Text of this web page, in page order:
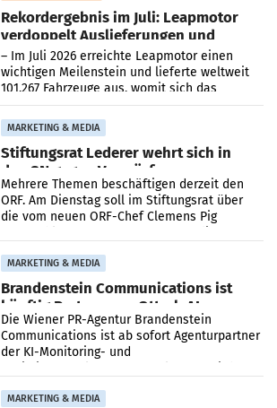
Rekordergebnis im Juli: Leapmotor
verdoppelt Auslieferungen und
überschreitet die 100.000er-Marke
– Im Juli 2026 erreichte Leapmotor einen
wichtigen Meilenstein und lieferte weltweit
101.267 Fahrzeuge aus, womit sich das
Ergebnis gegenüber Juli 2025 mehr als
verdoppelte (+102
MARKETING & MEDIA
Stiftungsrat Lederer wehrt sich in
den SN gegen Vorwürfe
Mehrere Themen beschäftigen derzeit den
ORF. Am Dienstag soll im Stiftungsrat über
die vom neuen ORF-Chef Clemens Pig
MARKETING & MEDIA
Brandenstein Communications ist
künftig Partner von OtterlyAI
Die Wiener PR-Agentur Brandenstein
Communications ist ab sofort Agenturpartner
der KI-Monitoring- und
MARKETING & MEDIA